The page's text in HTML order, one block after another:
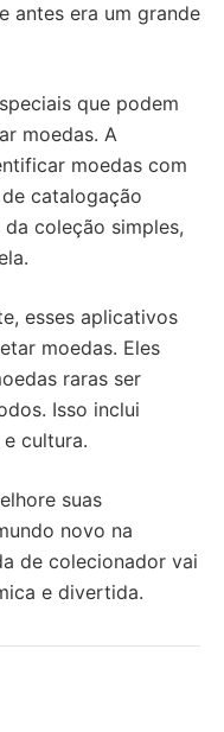
antes era um grande
que podem
moedas. A
moedas com
catalogação
coleção simples,
esses aplicativos
moedas. Eles
raras ser
Isso inclui
cultura.
suas
novo na
de colecionador vai
e divertida.